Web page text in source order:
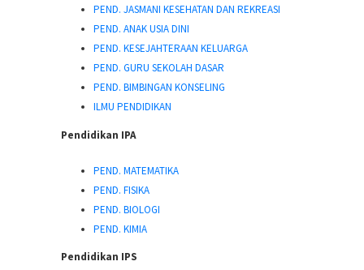
PEND. JASMANI KESEHATAN DAN REKREASI
PEND. ANAK USIA DINI
PEND. KESEJAHTERAAN KELUARGA
PEND. GURU SEKOLAH DASAR
PEND. BIMBINGAN KONSELING
ILMU PENDIDIKAN
Pendidikan IPA
PEND. MATEMATIKA
PEND. FISIKA
PEND. BIOLOGI
PEND. KIMIA
Pendidikan IPS